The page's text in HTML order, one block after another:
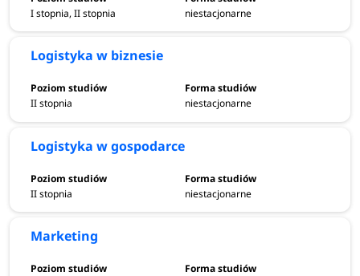
I stopnia, II stopnia niestacjonarne
Logistyka w biznesie
II stopnia niestacjonarne
Logistyka w gospodarce
II stopnia niestacjonarne
Marketing